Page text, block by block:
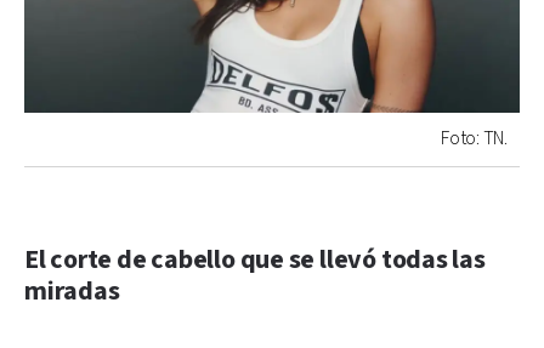
Foto: TN.
El corte de cabello que se llevó todas las
miradas